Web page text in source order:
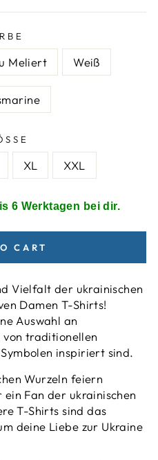
Meliert Weiß
XL XXL
6 Werktagen bei dir.
CART
Vielfalt der ukrainischen
Damen T-Shirts!
Auswahl an
traditionellen
inspiriert sind.
Wurzeln feiern
Fan der ukrainischen
T-Shirts sind das
deine Liebe zur Ukraine